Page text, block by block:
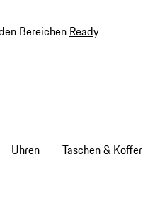
Bereichen Ready
Uhren Taschen & Koffer